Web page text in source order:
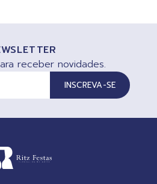
receber novidades.
INSCREVA-SE